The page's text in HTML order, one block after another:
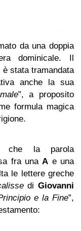
da una doppia
dominicale. Il
è stata tramandata
anche la sua
”, a proposito
formula magica
la parola
fra unaA e una
le lettere greche
diGiovanni
e la Fine”,